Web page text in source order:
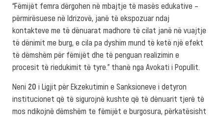
“Fëmijët femra dërgohen në mbajtje të masës edukative –
përmirësuese në Idrizovë, janë të ekspozuar ndaj
kontakteve me të dënuarat madhore të cilat janë në vuajtje
të dënimit me burg, e cila pa dyshim mund të ketë një efekt
të dëmshëm për fëmijët dhe të penguan realizimin e
procesit të riedukimit të tyre.” thanë nga Avokati i Popullit.
Neni 20 i Ligjit për Ekzekutimin e Sanksioneve i detyron
institucionet që të sigurojnë kushte që të dënuarit tjerë të
mos ndikojnë dëmshëm te fëmijët e burgosura, përkatësisht